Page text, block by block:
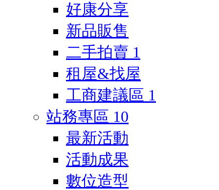
好康分享
新品販售
二手拍賣 1
租屋&找屋
工商建議區 1
站務專區 10
最新活動
活動成果
數位造型